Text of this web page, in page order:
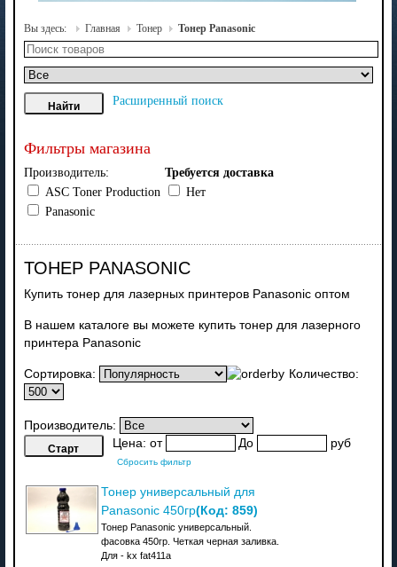
Вы здесь: Главная Тонер Тонер Panasonic
Расширенный поиск
Фильтры магазина
Производитель:
ASC Toner Production
Panasonic
Требуется доставка
Нет
ТОНЕР PANASONIC
Купить тонер для лазерных принтеров Panasonic оптом
В нашем каталоге вы можете купить тонер для лазерного
принтера Panasonic
Сортировка: Количество:
Производитель:
Цена: от До руб
Сбросить фильтр
Тонер универсальный для
Panasonic 450гр(Код: 859)
Тонер Panasonic универсальный.
фасовка 450гр. Четкая черная заливка.
Для - kx fat411a